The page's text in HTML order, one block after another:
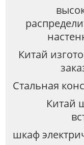
Китай
Стальная
Китай
шкаф